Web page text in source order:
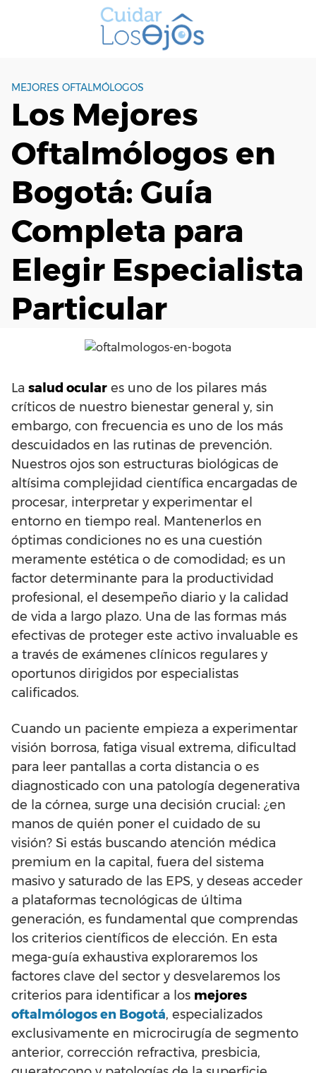
MEJORES OFTALMÓLOGOS
Los Mejores
Oftalmólogos en
Bogotá: Guía
Completa para
Elegir Especialista
Particular
La salud ocular es uno de los pilares más
críticos de nuestro bienestar general y, sin
embargo, con frecuencia es uno de los más
descuidados en las rutinas de prevención.
Nuestros ojos son estructuras biológicas de
altísima complejidad científica encargadas de
procesar, interpretar y experimentar el
entorno en tiempo real. Mantenerlos en
óptimas condiciones no es una cuestión
meramente estética o de comodidad; es un
factor determinante para la productividad
profesional, el desempeño diario y la calidad
de vida a largo plazo. Una de las formas más
efectivas de proteger este activo invaluable es
a través de exámenes clínicos regulares y
oportunos dirigidos por especialistas
calificados.
Cuando un paciente empieza a experimentar
visión borrosa, fatiga visual extrema, dificultad
para leer pantallas a corta distancia o es
diagnosticado con una patología degenerativa
de la córnea, surge una decisión crucial: ¿en
manos de quién poner el cuidado de su
visión? Si estás buscando atención médica
premium en la capital, fuera del sistema
masivo y saturado de las EPS, y deseas acceder
a plataformas tecnológicas de última
generación, es fundamental que comprendas
los criterios científicos de elección. En esta
mega-guía exhaustiva exploraremos los
factores clave del sector y desvelaremos los
criterios para identificar a los mejores
oftalmólogos en Bogotá, especializados
exclusivamente en microcirugía de segmento
anterior, corrección refractiva, presbicia,